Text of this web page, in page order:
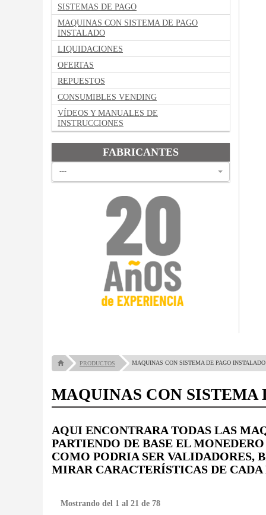
SISTEMAS DE PAGO
MAQUINAS CON SISTEMA DE PAGO
INSTALADO
LIQUIDACIONES
OFERTAS
REPUESTOS
CONSUMIBLES VENDING
VÍDEOS Y MANUALES DE
INSTRUCCIONES
FABRICANTES
---
PRODUCTOS MAQUINAS CON SISTEMA DE PAGO INSTALADO
MAQUINAS CON SISTEMA
AQUI ENCONTRARA TODAS LAS
PARTIENDO DE BASE EL
COMO PODRIA SER VALIDADORES,
MIRAR CARACTERÍSTICAS DE
Mostrando del 1 al 21 de 78